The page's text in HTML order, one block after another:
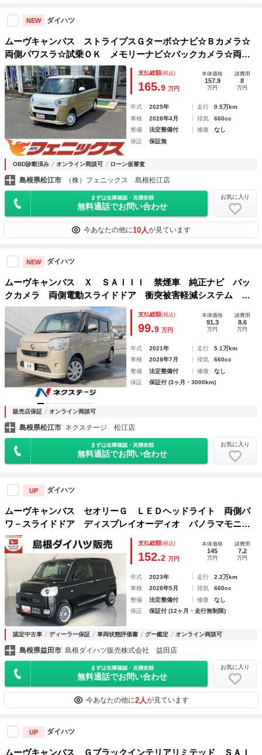
NEW ダイハツ
ムーヴキャンバス ストライプスＧターボ☆ナビ☆Ｂカメラ☆
両側パワスラ☆試乗ＯＫ メモリーナビ☆バックカメラ☆両側
パワースライドドア☆スマートキー☆プッシュスタート☆オー
トエアコン☆エコアイドル☆シートヒーター☆スマートアシス
ト☆レーダークルーズコントロール☆走行０．５万Ｋ☆
支払総額(税込)
165.9 万円
本体価格
157.9
万円
諸費用
8
万円
年式 2025年 走行
0.5万km
車検
2028年4月 排気
660cc
整備
法定整備付 修復
なし
保証
保証無
OBD診断済み オンライン商談可 ローン仮審査
島根県松江市 （株）フェニックス 島根松江店
まずは在庫確認・見積依頼
無料通話でお問い合わせ
お気に入り
今あなたの他に10人が見ています
NEW ダイハツ
ムーヴキャンバス Ｘ ＳＡＩＩＩ 禁煙車 純正ナビ バッ
クカメラ 両側電動スライドドア 衝突被害軽減システム ス
マートキー オートエアコン Ｂｌｕｅｔｏｏｔｈ ＣＤ Ｄ
ＶＤ再生 フルセグ
支払総額(税込)
99.9 万円
本体価格
91.3
万円
諸費用
8.6
万円
年式 2021年 走行
5.1万km
車検
2028年7月 排気
660cc
整備
法定整備付 修復
なし
保証
保証付 (3ヶ月・3000km)
販売店保証 オンライン商談可
島根県松江市 ネクステージ 松江店
まずは在庫確認・見積依頼
無料通話でお問い合わせ
お気に入り
UP ダイハツ
ムーヴキャンバス セオリーＧ ＬＥＤヘッドライト 両側パ
ワ－スライドドア ディスプレイオーディオ パノラマモニタ
ー 両側パワ－スライドドア 衝突回避支援システム搭載車
支払総額(税込)
152.2 万円
本体価格
145
万円
諸費用
7.2
万円
年式 2023年 走行
2.2万km
車検
2028年5月 排気
660cc
整備
法定整備付 修復
なし
保証
保証付 (12ヶ月・走行無制限)
認定中古車 ディーラー保証 車両状態評価書 グー鑑定 オンライン商談可
島根県益田市 島根ダイハツ販売株式会社 益田店
まずは在庫確認・見積依頼
無料通話でお問い合わせ
お気に入り
今あなたの他に2人が見ています
UP ダイハツ
ムーヴキャンバス Ｇブラックインテリアリミテッド ＳＡＩ